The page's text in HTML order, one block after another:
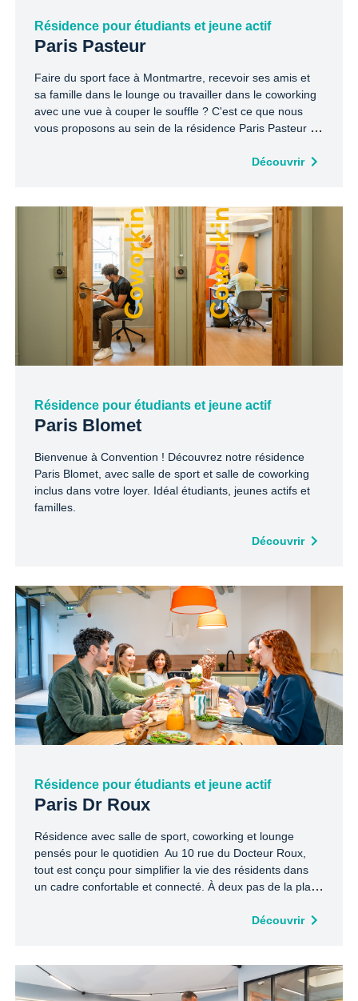
Résidence pour étudiants et jeune actif
Paris Pasteur
Faire du sport face à Montmartre, recevoir ses amis et
sa famille dans le lounge ou travailler dans le coworking
avec une vue à couper le souffle ? C'est ce que nous
vous proposons au sein de la résidence Paris Pasteur !
commodités, cinémas, commerces et bien sûr
exceptionnelle sur Paris.
Découvrir
Résidence pour étudiants et jeune actif
Paris Blomet
Bienvenue à Convention ! Découvrez notre résidence
Paris Blomet, avec salle de sport et salle de coworking
inclus dans votre loyer. Idéal étudiants, jeunes actifs et
familles.
Découvrir
Résidence pour étudiants et jeune actif
Paris Dr Roux
Résidence avec salle de sport, coworking et lounge
pensés pour le quotidien Au 10 rue du Docteur Roux,
tout est conçu pour simplifier la vie des résidents dans
un cadre confortable et connecté. À deux pas de la place
profitez d’un emplacement central, entre commerces,
Découvrir